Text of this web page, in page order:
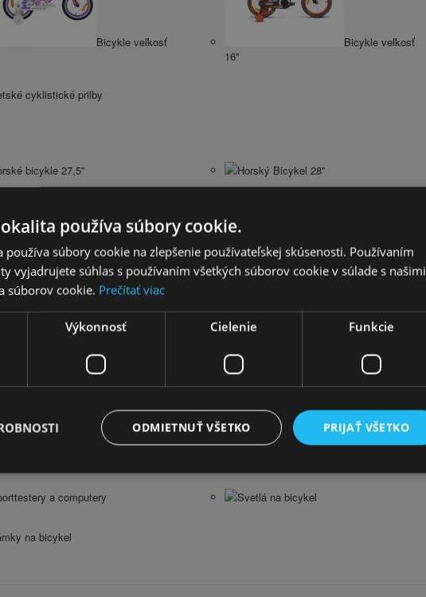
Bicykle veľkosť
Bicykle veľkosť
16"
cyklistické prilby
bicykle 27,5'' Horský Bicykel 28''
Bicykle 28'' Krossový Bicykel 29"
Bicykle 28''
sedačky a vozíky Nosiče na bicykel
a computery Svetlá na bicykel
na bicykel
používa súbory cookie.
používa súbory cookie na zlepšenie používateľskej skúsenosti. Používaním
vyjadrujete súhlas s používaním všetkých súborov cookie v súlade s našimi
súborov cookie. Prečítať viac
Výkonnosť Cielenie Funkcie
PRIJAŤ VŠETKO
ODMIETNUŤ VŠETKO